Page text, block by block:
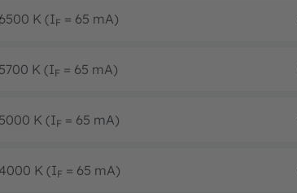
K (IF = 65 mA)
K (IF = 65 mA)
K (IF = 65 mA)
K (IF = 65 mA)